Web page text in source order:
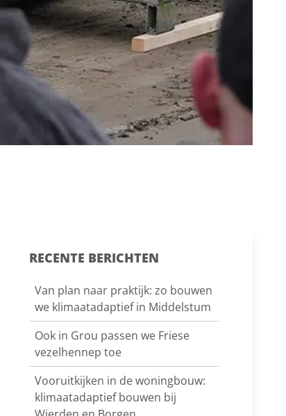
RECENTE BERICHTEN
Van plan naar praktijk: zo bouwen
we klimaatadaptief in Middelstum
Ook in Grou passen we Friese
vezelhennep toe
Vooruitkijken in de woningbouw:
klimaatadaptief bouwen bij